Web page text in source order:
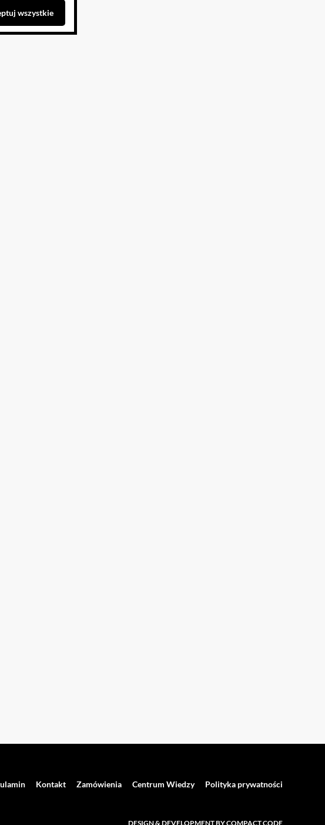
Kontakt Zamówienia Centrum Wiedzy Polityka prywatności
DESIGN & DEVELOPMENT BY COMPACT CODE
wszystkie